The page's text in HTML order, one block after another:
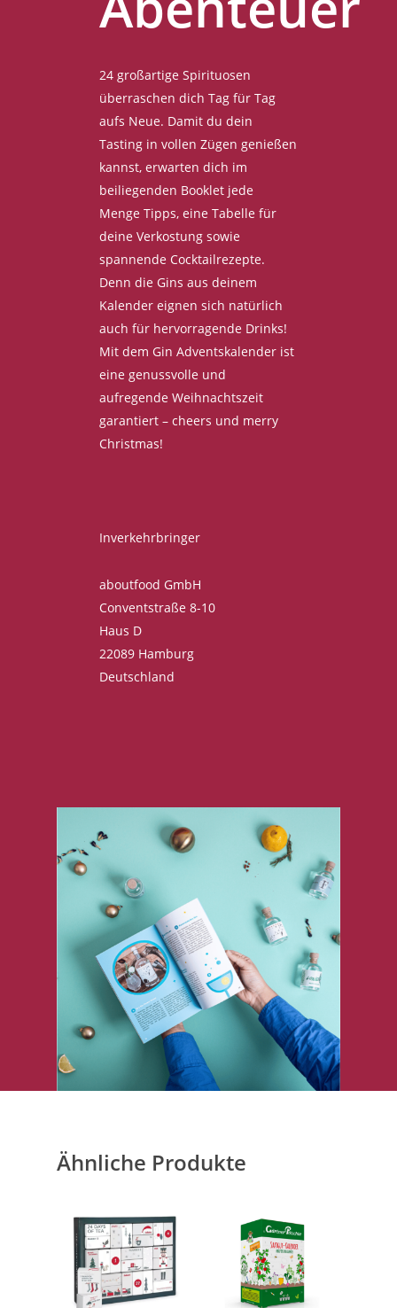
24 großartige Spirituosen
überraschen dich Tag für Tag
aufs Neue. Damit du dein
Tasting in vollen Zügen genießen
kannst, erwarten dich im
beiliegenden Booklet jede
Menge Tipps, eine Tabelle für
deine Verkostung sowie
spannende Cocktailrezepte.
Denn die Gins aus deinem
Kalender eignen sich natürlich
auch für hervorragende Drinks!
Mit dem Gin Adventskalender ist
eine genussvolle und
aufregende Weihnachtszeit
garantiert – cheers und merry
Christmas!
Inverkehrbringer
aboutfood GmbH
Conventstraße 8-10
Haus D
22089 Hamburg
Deutschland
Ähnliche Produkte